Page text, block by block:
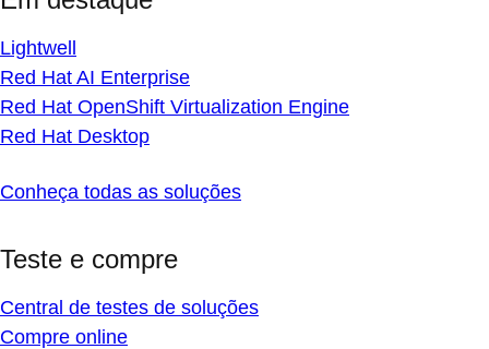
Lightwell
Red Hat AI Enterprise
Red Hat OpenShift Virtualization Engine
Red Hat Desktop
Conheça todas as soluções
Teste e compre
Central de testes de soluções
Compre online